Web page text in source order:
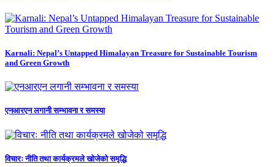
Karnali: Nepal’s Untapped Himalayan Treasure for Sustainable Tourism
and Green Growth
एनआरएन लगानी सम्भावना र समस्या
विचारः नीति तथा कार्यक्रमले खोजेको समृद्धि